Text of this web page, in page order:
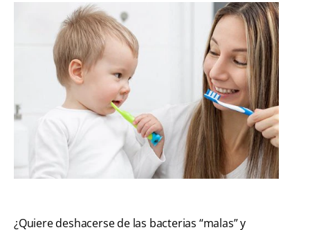
¿Quiere deshacerse de las bacterias “malas” y